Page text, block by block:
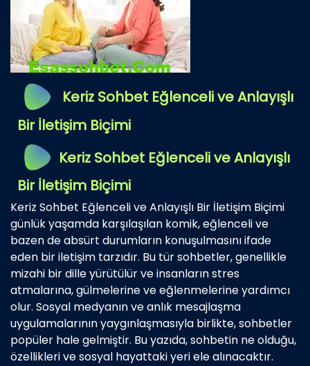
Keriz Sohbet Eğlenceli ve Anlayışlı
Bir İletişim Biçimi
Keriz Sohbet Eğlenceli ve Anlayışlı
Bir İletişim Biçimi
Keriz Sohbet Eğlenceli ve Anlayışlı Bir İletişim Biçimi
günlük yaşamda karşılaşılan komik, eğlenceli ve
bazen de absürt durumların konuşulmasını ifade
eden bir iletişim tarzıdır. Bu tür sohbetler, genellikle
mizahi bir dille yürütülür ve insanların stres
atmalarına, gülmelerine ve eğlenmelerine yardımcı
olur. Sosyal medyanın ve anlık mesajlaşma
uygulamalarının yaygınlaşmasıyla birlikte, sohbetler
popüler hale gelmiştir. Bu yazıda, sohbetin ne olduğu,
özellikleri ve sosyal hayattaki yeri ele alınacaktır.